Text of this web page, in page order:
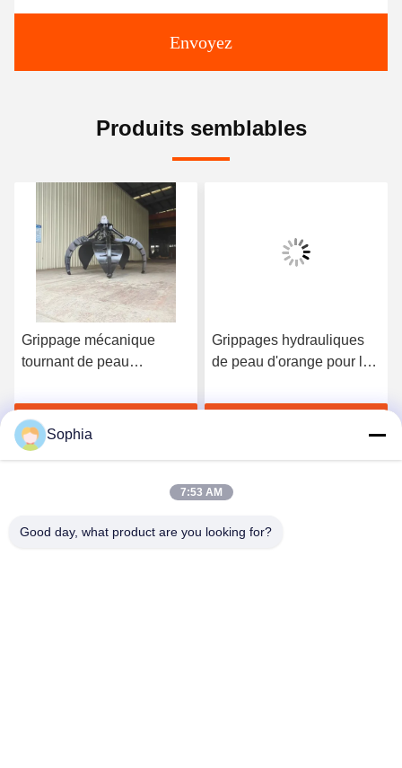
Envoyez
Produits semblables
Grippage mécanique
tournant de peau
hydraulique de chute pour
l'excavatrice PC320
Obtenez le meilleur prix
Grippages hydrauliques
de peau d'orange pour le
Handling d'excavatrices
Sophia
7:53 AM
Good day, what product are you looking for?